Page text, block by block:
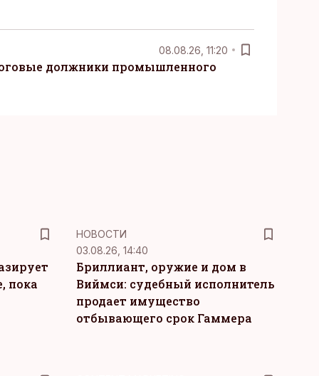
08.08.26, 11:20
должники промышленного
пока
НОВОСТИ
03.08.26, 14:40
Бриллиант, оружие и дом в
Виймси: судебный исполнитель
продает имущество
отбывающего срок Гаммера